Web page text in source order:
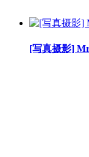
[写真摄影]